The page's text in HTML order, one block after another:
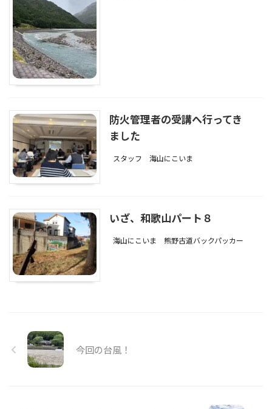
防火管理者の受講へ行ってき
ました
スタッフ 海山にこいま
いざ、和歌山パート８
海山にこいま 熊野古道バックパッカー
今回の台風！